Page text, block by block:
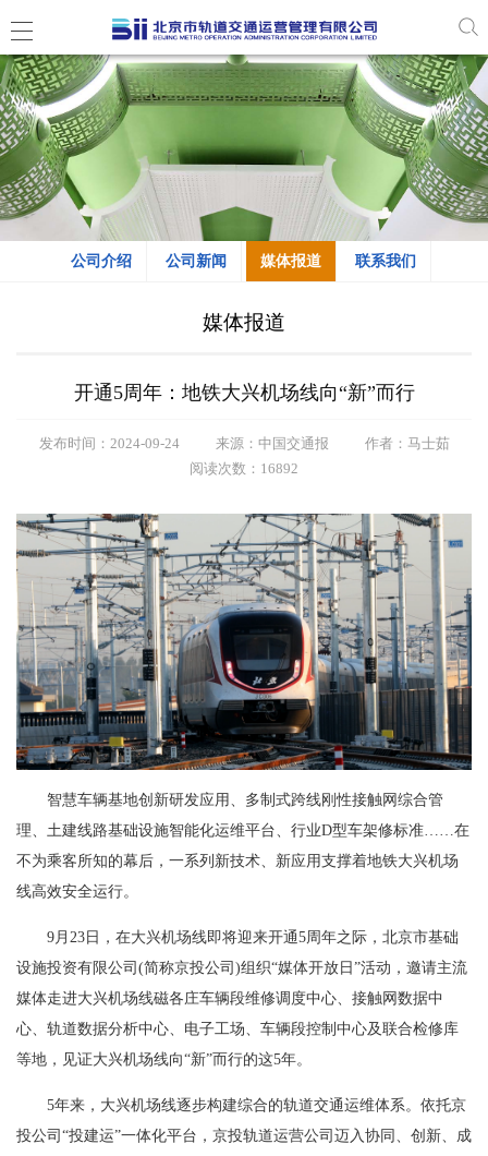
公司介绍 公司新闻 媒体报道 联系我们
媒体报道
开通5周年：地铁大兴机场线向“新”而行
发布时间：2024-09-24 来源：中国交通报
作者：马士茹
阅读次数：16892
智慧车辆基地创新研发应用、多制式跨线刚性接触网综合管
理、土建线路基础设施智能化运维平台、行业D型车架修标准……在
不为乘客所知的幕后，一系列新技术、新应用支撑着地铁大兴机场
线高效安全运行。
9月23日，在大兴机场线即将迎来开通5周年之际，北京市基础
设施投资有限公司(简称京投公司)组织“媒体开放日”活动，邀请主流
媒体走进大兴机场线磁各庄车辆段维修调度中心、接触网数据中
心、轨道数据分析中心、电子工场、车辆段控制中心及联合检修库
等地，见证大兴机场线向“新”而行的这5年。
5年来，大兴机场线逐步构建综合的轨道交通运维体系。依托京
投公司“投建运”一体化平台，京投轨道运营公司迈入协同、创新、成